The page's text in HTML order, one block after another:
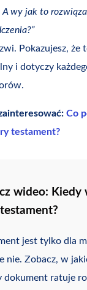
wy jak to
Pokazujesz, że
i dotyczy
Co
testament?
wideo: Kiedy
jest tylko dla
nie. Zobacz, w
dokument ratuje